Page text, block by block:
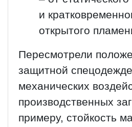
и
открытого
Пересмотрели
защитной
механических
производственных
примеру, стойкость